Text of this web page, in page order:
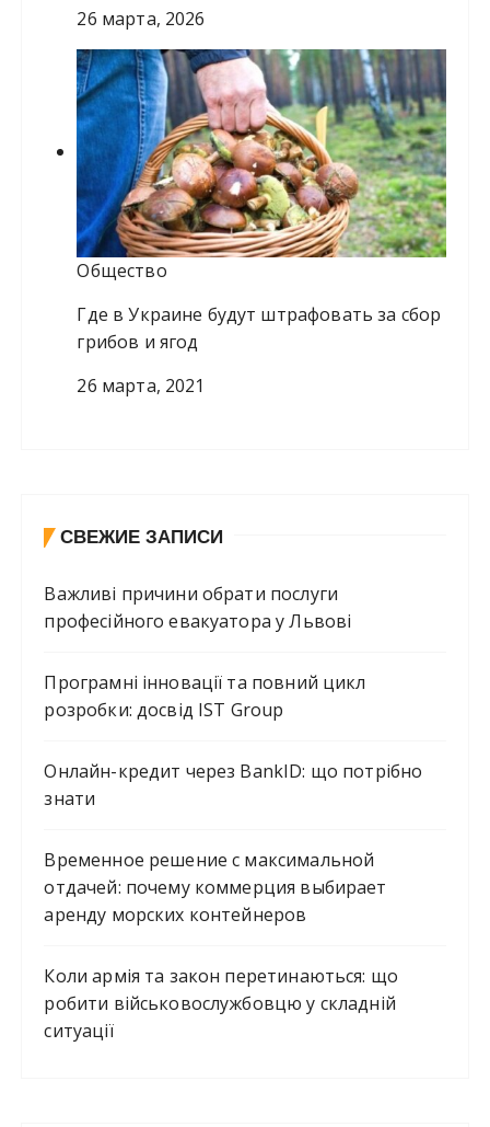
26 марта, 2026
Общество
Где в Украине будут штрафовать за сбор
грибов и ягод
26 марта, 2021
СВЕЖИЕ ЗАПИСИ
Важливі причини обрати послуги
професійного евакуатора у Львові
Програмні інновації та повний цикл
розробки: досвід IST Group
Онлайн-кредит через BankID: що потрібно
знати
Временное решение с максимальной
отдачей: почему коммерция выбирает
аренду морских контейнеров
Коли армія та закон перетинаються: що
робити військовослужбовцю у складній
ситуації